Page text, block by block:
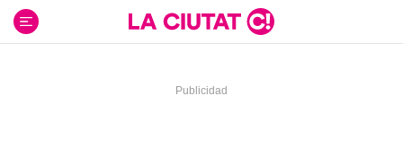
contenido